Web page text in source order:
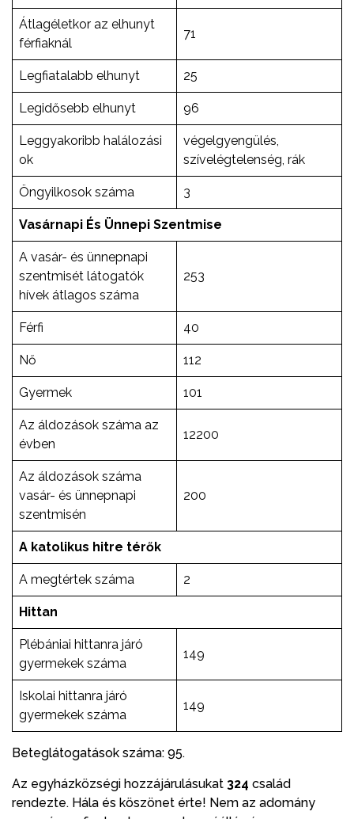
Átlagéletkor az elhunyt
férfiaknál
71
Legfiatalabb elhunyt 25
Legidősebb elhunyt 96
Leggyakoribb halálozási
ok
végelgyengülés,
szívelégtelenség, rák
Öngyilkosok száma 3
Vasárnapi És Ünnepi Szentmise
A vasár- és ünnepnapi
szentmisét látogatók
hívek átlagos száma
253
Férfi 40
Nő 112
Gyermek 101
Az áldozások száma az
évben
12200
Az áldozások száma
vasár- és ünnepnapi
szentmisén
200
A katolikus hitre térők
A megtértek száma 2
Hittan
Plébániai hittanra járó
gyermekek száma
149
Iskolai hittanra járó
gyermekek száma
149
Beteglátogatások száma: 95.
Az egyházközségi hozzájárulásukat 324 család
rendezte. Hála és köszönet érte! Nem az adomány